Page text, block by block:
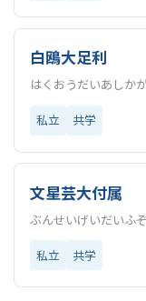
白鴎大足利
はくおうだいあしか
私立 共学
文星芸大付属
ぶんせいげいだいふ
私立 共学